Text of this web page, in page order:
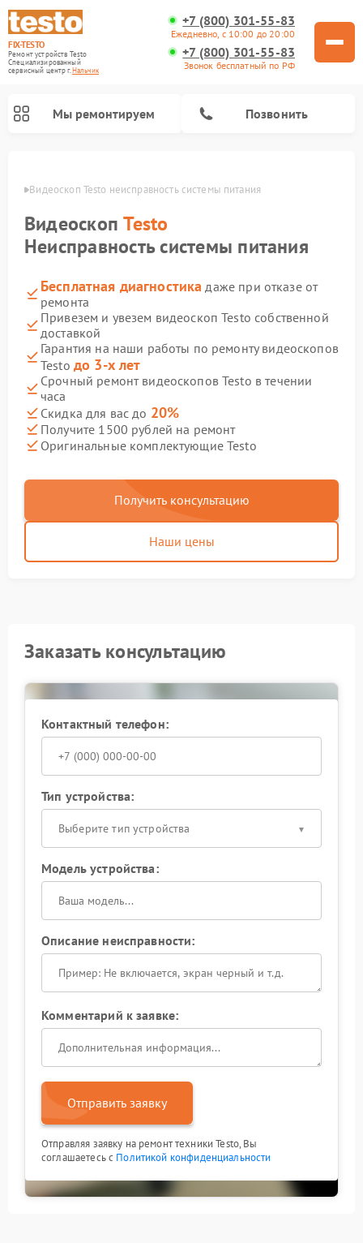
FIX-TESTO
Ремонт устройств Testo
Специализированный
cервисный центр г.Нальчик
+7 (800) 301-55-83
Ежедневно, с 10:00 до 20:00
+7 (800) 301-55-83
Звонок бесплатный по РФ
Мы ремонтируем Позвонить
Видеоскоп Testo неисправность системы питания
ВидеоскопTesto
Неисправность системы питания
Бесплатная диагностика даже при отказе от
ремонта
Привезем и увезем видеоскоп Testo собственной
доставкой
Гарантия на наши работы по ремонту видеоскопов
Testo до 3-х лет
Срочный ремонт видеоскопов Testo в течении
часа
Скидка для вас до 20%
Получите 1500 рублей на ремонт
Оригинальные комплектующие Testo
Получить консультацию
Наши цены
Заказать консультацию
Контактный телефон:
Тип устройства:
Выберите тип устройства
Модель устройства:
Описание неисправности:
Комментарий к заявке:
Отправить заявку
Отправляя заявку на ремонт техники Testo, Вы
соглашаетесь с Политикой конфиденциальности